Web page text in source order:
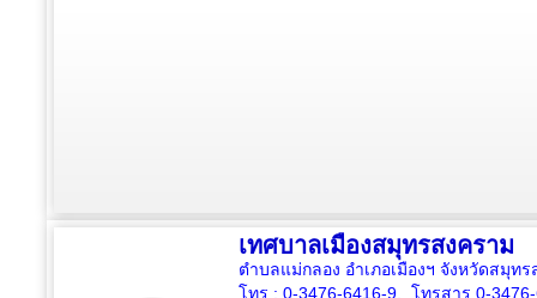
เทศบาลเมืองสมุทรสงคราม
ตำบลแม่กลอง อำเภอเมืองฯ จังหวัดสมุท
โทร : 0-3476-6416-9, โทรสาร 0-